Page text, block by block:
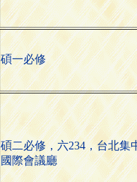
碩一必修
碩二必修，六234，台北集
國際會議廳